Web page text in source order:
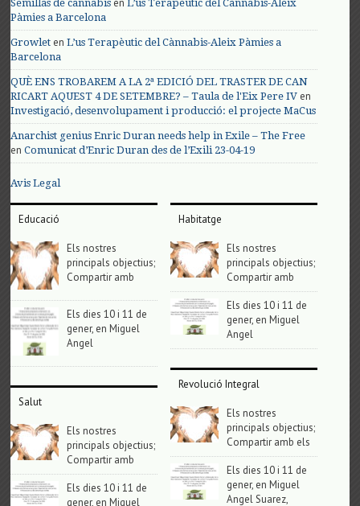
Semillas de cannabis enL’us Terapèutic del Cànnabis-Aleix
Pàmies a Barcelona
Growlet enL’us Terapèutic del Cànnabis-Aleix Pàmies a
Barcelona
QUÈ ENS TROBAREM A LA 2ª EDICIÓ DEL TRASTER DE CAN
RICART AQUEST 4 DE SETEMBRE? – Taula de l'Eix Pere IV en
Investigació, desenvolupament i producció: el projecte MaCus
Anarchist genius Enric Duran needs help in Exile – The Free
enComunicat d’Enric Duran des de l’Exili 23-04-19
Avis Legal
Educació
Els nostres
principals objectius;
Compartir amb
Els dies 10 i 11 de
gener, en Miguel
Angel
Salut
Els nostres
principals objectius;
Compartir amb
Els dies 10 i 11 de
gener, en Miguel
Habitatge
Els nostres
principals objectius;
Compartir amb
Els dies 10 i 11 de
gener, en Miguel
Angel
Revolució Integral
Els nostres
principals objectius;
Compartir amb els
Els dies 10 i 11 de
gener, en Miguel
Angel Suarez,